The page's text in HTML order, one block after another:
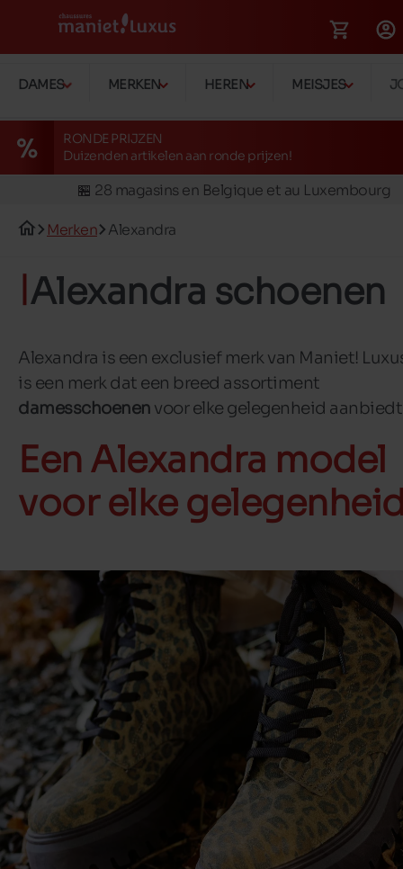
DAMES MERKEN HEREN MEISJES
RONDE PRIJZEN
Duizenden artikelen aan ronde prijzen!
🚛 Livraison gratuite en magasins
✅ Réservez en ligne, essayez et payez en
🏪 28 magasins en Belgique et au Luxembourg
Merken Alexandra
Alexandra schoenen
Alexandra is een exclusief merk van Maniet!
is een merk dat een breed assortiment
damesschoenen voor elke gelegenheid
Een Alexandra model
voor elke